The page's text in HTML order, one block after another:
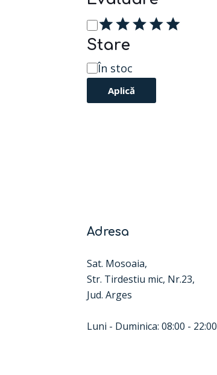
Evaluare
Stare
Disponibilitate
În stoc
Aplică
Adresa
Sat. Mosoaia,
Str. Tirdestiu mic, Nr.23,
Jud. Arges
Luni - Duminica: 08:00 - 22:00